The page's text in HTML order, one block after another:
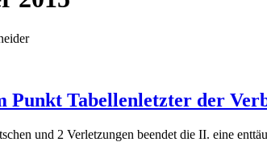
Punkt Tabellenletzter der
und 2 Verletzungen beendet die II. eine